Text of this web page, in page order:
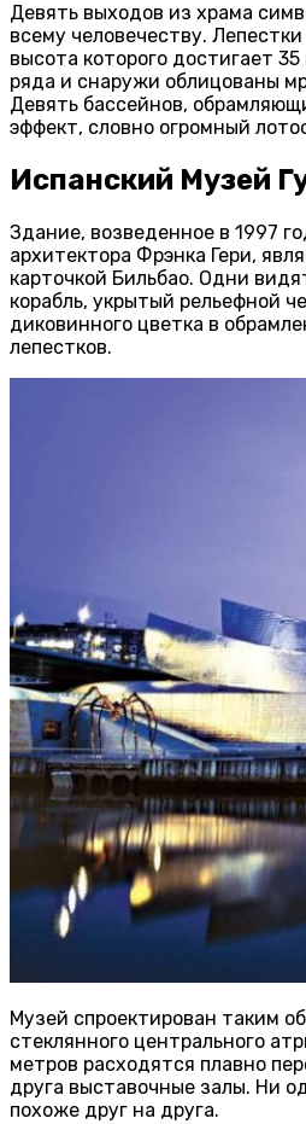
Девять выходов из храма
всему человечеству.
высота которого достигает
ряда и снаружи облицованы
Девять бассейнов,
эффект, словно огромный
Испанский Музей
Здание, возведенное в 1997
архитектора Фрэнка Гери,
карточкой Бильбао. Одни
корабль, укрытый рельефной
диковинного цветка в
лепестков.
Музей спроектирован таким
стеклянного центрального
метров расходятся плавно
друга выставочные залы. Ни
похоже друг на друга.